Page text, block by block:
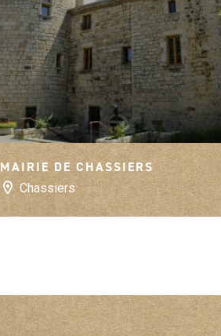
MAIRIE DE CHASSIERS
Chassiers